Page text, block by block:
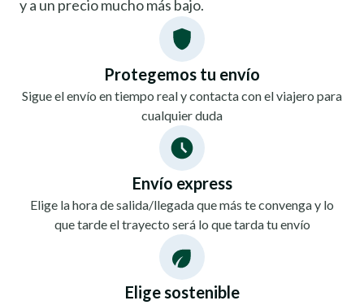
y a un precio mucho más bajo.
Protegemos tu envío
Sigue el envío en tiempo real y contacta con el viajero para
cualquier duda
Envío express
Elige la hora de salida/llegada que más te convenga y lo
que tarde el trayecto será lo que tarda tu envío
Elige sostenible